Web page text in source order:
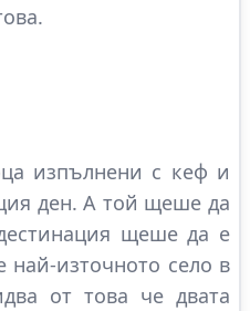
изпълнени с кеф и
ден. А той щеше да
щеше да е
най-източното село в
от това че двата